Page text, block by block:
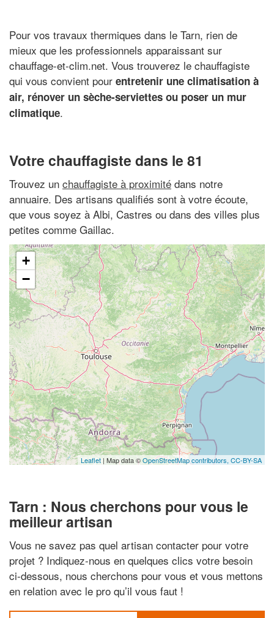
Pour vos travaux thermiques dans le Tarn, rien de
mieux que les professionnels apparaissant sur
chauffage-et-clim.net. Vous trouverez le chauffagiste
qui vous convient pour entretenir une climatisation à
air, rénover un sèche-serviettes ou poser un mur
climatique.
Votre chauffagiste dans le 81
Trouvez un chauffagiste à proximité dans notre
annuaire. Des artisans qualifiés sont à votre écoute,
que vous soyez à Albi, Castres ou dans des villes plus
petites comme Gaillac.
+
−
Leaflet | Map data ©OpenStreetMap contributors, CC-BY-SA
Tarn : Nous cherchons pour vous le
meilleur artisan
Vous ne savez pas quel artisan contacter pour votre
projet ? Indiquez-nous en quelques clics votre besoin
ci-dessous, nous cherchons pour vous et vous mettons
en relation avec le pro qu’il vous faut !